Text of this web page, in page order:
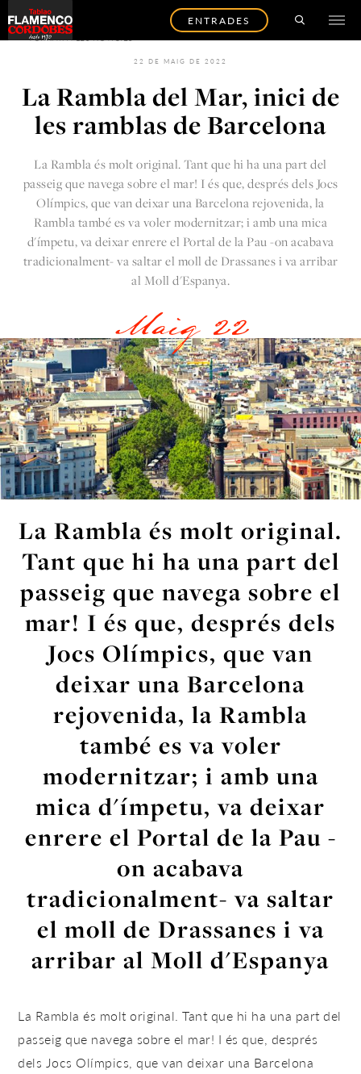
ENTRADES
TORNAR A LES NOTÍCIES
22 DE MAIG DE 2022
La Rambla del Mar, inici de
les ramblas de Barcelona
La Rambla és molt original. Tant que hi ha una part del
passeig que navega sobre el mar! I és que, després dels Jocs
Olímpics, que van deixar una Barcelona rejovenida, la
Rambla també es va voler modernitzar; i amb una mica
d'ímpetu, va deixar enrere el Portal de la Pau -on acabava
tradicionalment- va saltar el moll de Drassanes i va arribar
al Moll d'Espanya.
Maig 22
La Rambla és molt original.
Tant que hi ha una part del
passeig que navega sobre el
mar! I és que, després dels
Jocs Olímpics, que van
deixar una Barcelona
rejovenida, la Rambla
també es va voler
modernitzar; i amb una
mica d'ímpetu, va deixar
enrere el Portal de la Pau -
on acabava
tradicionalment- va saltar
el moll de Drassanes i va
arribar al Moll d'Espanya
La Rambla és molt original. Tant que hi ha una part del
passeig que navega sobre el mar! I és que, després
dels Jocs Olímpics, que van deixar una Barcelona